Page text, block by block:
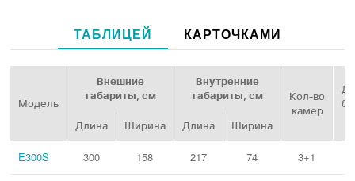
ТАБЛИЦЕЙ КАРТОЧКАМИ
Модель
Внешние
габариты, см
Внутренние
габариты, см
Кол‑во
камер
Длина
Ширина Длина Ширина
E300S 300 158 217 74 3+1